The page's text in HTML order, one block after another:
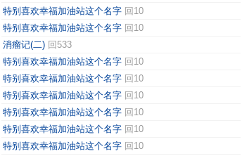
特别喜欢幸福加油站这个名字 回10
特别喜欢幸福加油站这个名字 回10
消瘤记(二) 回533
特别喜欢幸福加油站这个名字 回10
特别喜欢幸福加油站这个名字 回10
特别喜欢幸福加油站这个名字 回10
特别喜欢幸福加油站这个名字 回10
特别喜欢幸福加油站这个名字 回10
特别喜欢幸福加油站这个名字 回10